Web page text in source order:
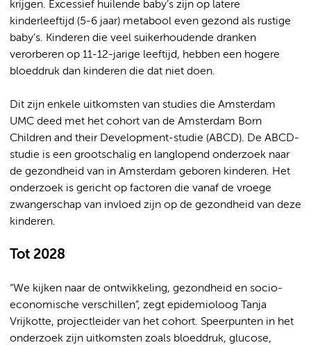
krijgen. Excessief huilende baby’s zijn op latere
kinderleeftijd (5-6 jaar) metabool even gezond als rustige
baby’s. Kinderen die veel suikerhoudende dranken
verorberen op 11-12-jarige leeftijd, hebben een hogere
bloeddruk dan kinderen die dat niet doen.
Dit zijn enkele uitkomsten van studies die Amsterdam
UMC deed met het cohort van de Amsterdam Born
Children and their Development-studie (ABCD). De ABCD-
studie is een grootschalig en langlopend onderzoek naar
de gezondheid van in Amsterdam geboren kinderen. Het
onderzoek is gericht op factoren die vanaf de vroege
zwangerschap van invloed zijn op de gezondheid van deze
kinderen.
Tot 2028
“We kijken naar de ontwikkeling, gezondheid en socio-
economische verschillen”, zegt epidemioloog Tanja
Vrijkotte, projectleider van het cohort. Speerpunten in het
onderzoek zijn uitkomsten zoals bloeddruk, glucose,